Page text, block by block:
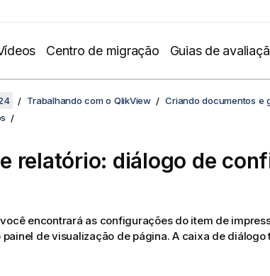
Centro de migração Guias de
Trabalhando com o QlikView Criando documentos e
relatório: diálogo de
encontrará as configurações do item de
painel de visualização de página. A caixa de diálogo